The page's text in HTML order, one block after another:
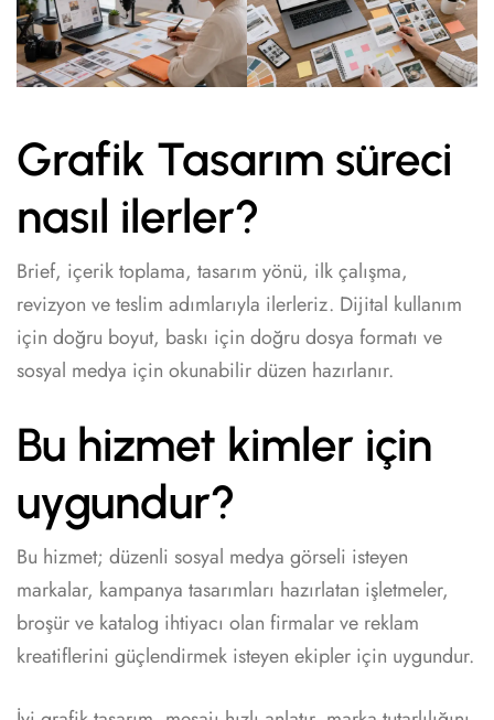
Grafik Tasarım süreci
nasıl ilerler?
Brief, içerik toplama, tasarım yönü, ilk çalışma,
revizyon ve teslim adımlarıyla ilerleriz. Dijital kullanım
için doğru boyut, baskı için doğru dosya formatı ve
sosyal medya için okunabilir düzen hazırlanır.
Bu hizmet kimler için
uygundur?
Bu hizmet; düzenli sosyal medya görseli isteyen
markalar, kampanya tasarımları hazırlatan işletmeler,
broşür ve katalog ihtiyacı olan firmalar ve reklam
kreatiflerini güçlendirmek isteyen ekipler için uygundur.